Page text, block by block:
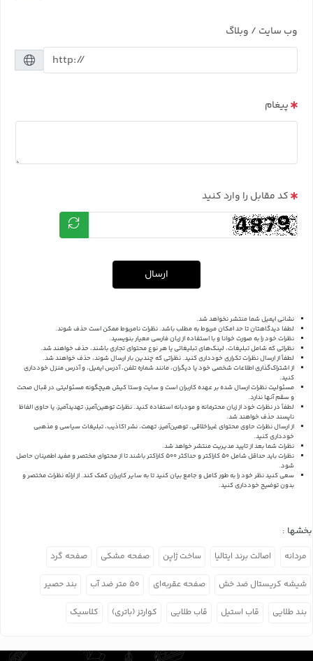
وب سایت / وبلاگ
پیغام
کد مقابل را وارد کنید
ارسال
نشانی ایمیل شما منتشر نخواهد شد.
لطفا دیدگاهتان تا حد امکان مربوط به مطلب باشد. نظرات نامربوط ممکن است حذف شوند.
نظرات خود را به صورت خوانا و با استفاده از زبان فارسی معیار بنویسید.
نظراتی که شامل تبلیغات، لینک‌های تبلیغاتی یا هر نوع محتوای تجاری باشند، حذف خواهند شد.
لطفاً از ارسال نظرات تکراری خودداری کنید. نظراتی که چندین بار ارسال شوند، حذف خواهند شد.
از اشتراک‌گذاری اطلاعات شخصی خود یا دیگران، مانند شماره تلفن، آدرس ایمیل، و آدرس منزل خودداری
کنید.
مسئولیت نظرات ارسال شده بر عهده کاربران است و سایت وستا کیش هیچگونه مسئولیتی در قبال صحت
و سقم آنها ندارد.
لطفاً در نظرات خود از زبان محترمانه و مودبانه استفاده کنید. نظرات توهین‌آمیز، تهدیدآمیز، یا حاوی الفاظ
ناپسند حذف خواهند شد.
از ارسال نظرات حاوی محتوای غیراخلاقی، توهین‌آمیز، تهمت، نشر اکاذیب، تبلیغات سیاسی و مذهبی
خودداری کنید.
نظرات شما بعد از تایید مدیریت منتشر خواهد شد.
نظرات باید حداقل شامل 50 کاراکتر و حداکثر 500 کاراکتر باشند تا از محتوای مختصر و مفید اطمینان حاصل
شود.
سعی کنید نظر خود را به طور کامل و جامع بیان کنید تا به سایر کاربران کمک کند.از ارائه نظرات مختصر و
بدون توضیح خودداری کنید.
بخشها :
مردانه اصالت برند ایتالیا ساخت ژاپن صفحه مشکی صفحه گرد
شیشه کریستال ضد خش صفحه عقربه‌ای ۵۰ متر ضد آب بند حصیر
بند طلایی قاب استیل قاب طلایی کوارتز (باتری) کلاسیک